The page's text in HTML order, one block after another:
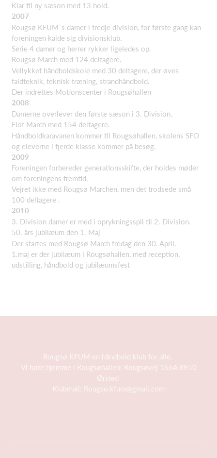
Klar til ny sæson med 13 hold.
2007
Rougsø KFUM`s damer i tredje division, for første gang kan
foreningen kalde sig divisionsklub.
Serie 4 damer og herrer rykker ligeledes op.
Rougsø March med 124 deltagere.
Vellykket håndboldskole med 30 deltagere, der øves
faldteknik, teknisk træning, strandhåndbold.
Der indrettes Motionscenter i Rougsøhallen
2008
Damerne overlever den første sæson i 3. Division.
Flot March med 154 deltagere.
Håndboldkaravanen kommer til Rougsøhallen, skolens SFO
og eleverne i fjerde klasse kommer på besøg.
2009
Foreningen forbereder generationsskifte, der holdes møder
om foreningens fremtid.
Vejret ikke med Rougsø Marchen, men det trodsede små
100 deltagere .
2010
3. Division damer er med i oprykningsspil til 2. Division.
50. års jubilæum den 1. Maj
Der startes med Rougsø March fredag den 30. April.
1.maj er der jubilæum i Rougsøhallen, med reception,
udstilling, håndbold og jubilæumsfest
Rougsø KFUM en håndbold klub for alle.
Vi høre hjemme i Rougsøhallen: Rougsøvej 166A 8950
Ørsted
Klubmail:
Rougso.kfum@gmail.com